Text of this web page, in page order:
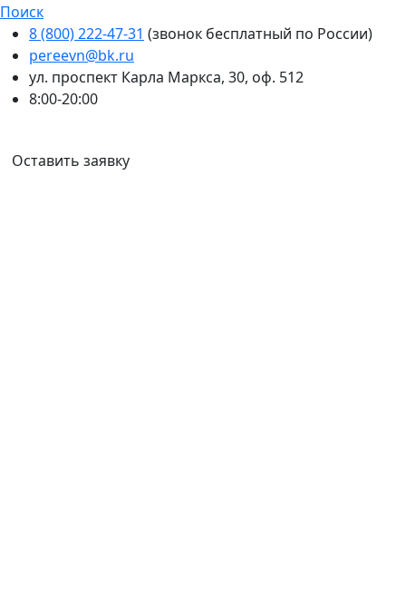
Поиск
8 (800) 222-47-31 (звонок бесплатный по России)
pereevn@bk.ru
ул. проспект Карла Маркса, 30, оф. 512
8:00-20:00
Оставить заявку